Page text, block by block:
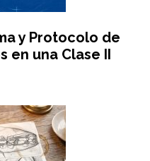
y Protocolo de
en una Clase II